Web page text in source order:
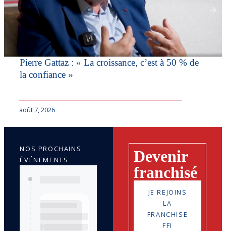
Pierre Gattaz : « La croissance, c’est à 50 % de
la confiance »
août 7, 2026
Devenir
franchisé
JE REJOINS
LA
FRANCHISE
FFI
NOS PROCHAINS
ÉVÉNEMENTS